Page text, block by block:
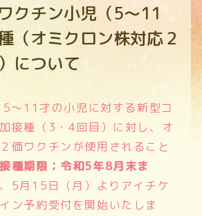
クチン小児（5～11
（オミクロン株対応２
について
5～11 才の小児に対する新型コ
接種（ 3・4回目）に対し、オ
価ワクチンが使用されること
接種期限；令和5年8月末ま
5月15日（月 ） より アイチケ
イン予約受付を開始いたしま